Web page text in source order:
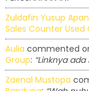
Zuldafin Yusup
Sales Counter Used
Aulia commented
Group: “Linknya ada
Zaenal Mustopa